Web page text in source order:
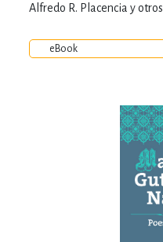
Alfredo R. Placencia y otros
eBook